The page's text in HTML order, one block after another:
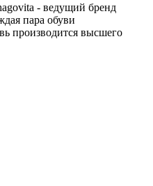
- ведущий бренд
пара обуви
производится высшего